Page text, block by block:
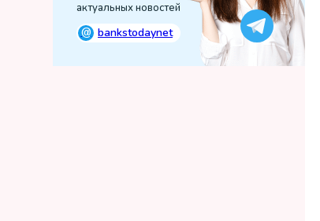
актуальных новостей
@ bankstodaynet